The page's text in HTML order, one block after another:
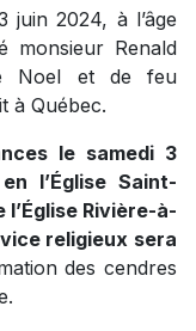
juin 2024, à l’âge
monsieur Renald
Noel et de feu
à Québec.
le samedi 3
l’Église Saint-
Rivière-à-
religieux sera
des cendres